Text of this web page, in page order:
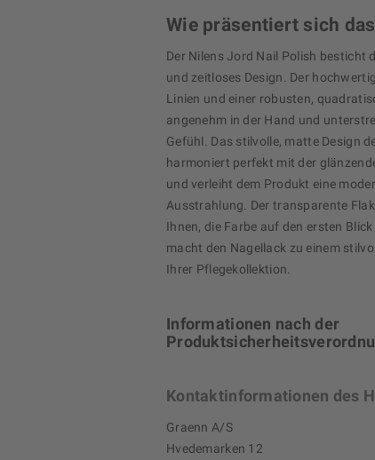
Wie präsentiert sich
Der Nilens Jord Nail Polish besticht
und zeitloses Design. Der
Linien und einer robusten,
angenehm in der Hand und
Gefühl. Das stilvolle, matte Design
harmoniert perfekt mit der
und verleiht dem Produkt eine
Ausstrahlung. Der transparente
Ihnen, die Farbe auf den ersten
macht den Nagellack zu einem
Ihrer Pflegekollektion.
Informationen nach der
Kontaktinformationen des
Graenn A/S
Hvedemarken 12